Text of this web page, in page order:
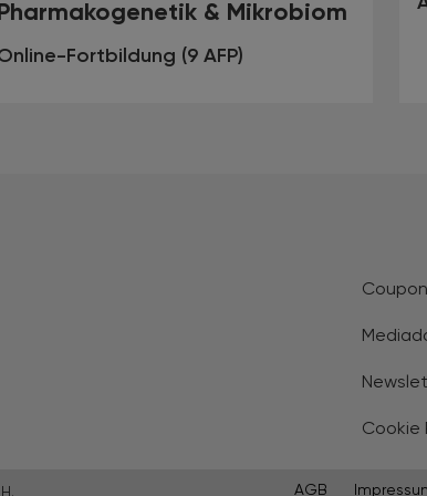
& Mikrobiom
Fortbildung (9 AFP)
Cookie
AGB